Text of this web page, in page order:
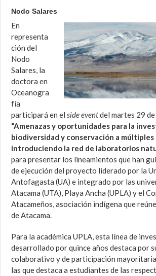
Nodo Salares
En
representa
ción del
Nodo
Salares, la
doctora en
Oceanogra
fía
participará en elside eventdel martes 29
“Amenazas y oportunidades para la
biodiversidad y conservación a múltiples
introduciendo la red de laboratorios
para presentar los lineamientos que han
de ejecución del proyecto liderado por la
Antofagasta (UA) e integrado por las
Atacama (UTA), Playa Ancha (UPLA) y el
Atacameños, asociación indígena que
de Atacama.
Para la académica UPLA, esta línea de
desarrollado por quince años destaca por
colaborativo y de participación
las que destaca a estudiantes de las